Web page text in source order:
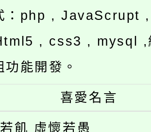
：php , JavaScrupt
, css3 , mysql ,
能開發。
喜愛名言
飢 虛懷若愚